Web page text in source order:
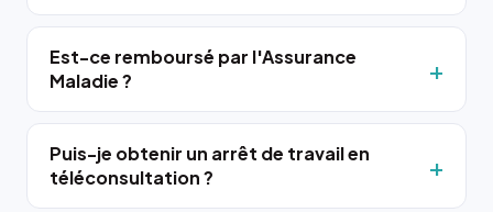
Est-ce remboursé par l'Assurance
Maladie ?
Puis-je obtenir un arrêt de travail en
téléconsultation ?